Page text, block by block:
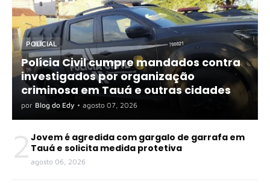
POLICIAL
Polícia Civil cumpre mandados contra
investigados por organização
criminosa em Tauá e outras cidades
por Blog do Edy • agosto 07, 2026
2 Jovem é agredida com gargalo de garrafa em
Tauá e solicita medida protetiva
agosto 06, 2026